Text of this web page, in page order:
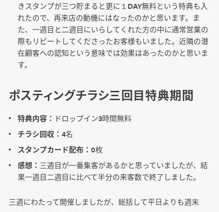
きスタンプが三つ貯まると更に１DAY無料という特典も入
れたので、再来店の動機にはなったのかと思います。ま
た、一週目と二週目にいらしてくれた方の中に通常営業の
際もリピートしてくださったお客様もいました。近隣の潜
在顧客への認知という意味では効果はあったのかと思いま
す。
ポスティングチラシ三回目特典期間
特典内容： ドロップイン3時間無料
チラシ回収： 4名
スタンプカード配布： 0枚
感想： 三週目が一番集客があるかと思っていましたが、結
果一週目二週目に比べて半分の来客数で終了しました。
三週にわたって開催しましたが、総括して平日よりも週末